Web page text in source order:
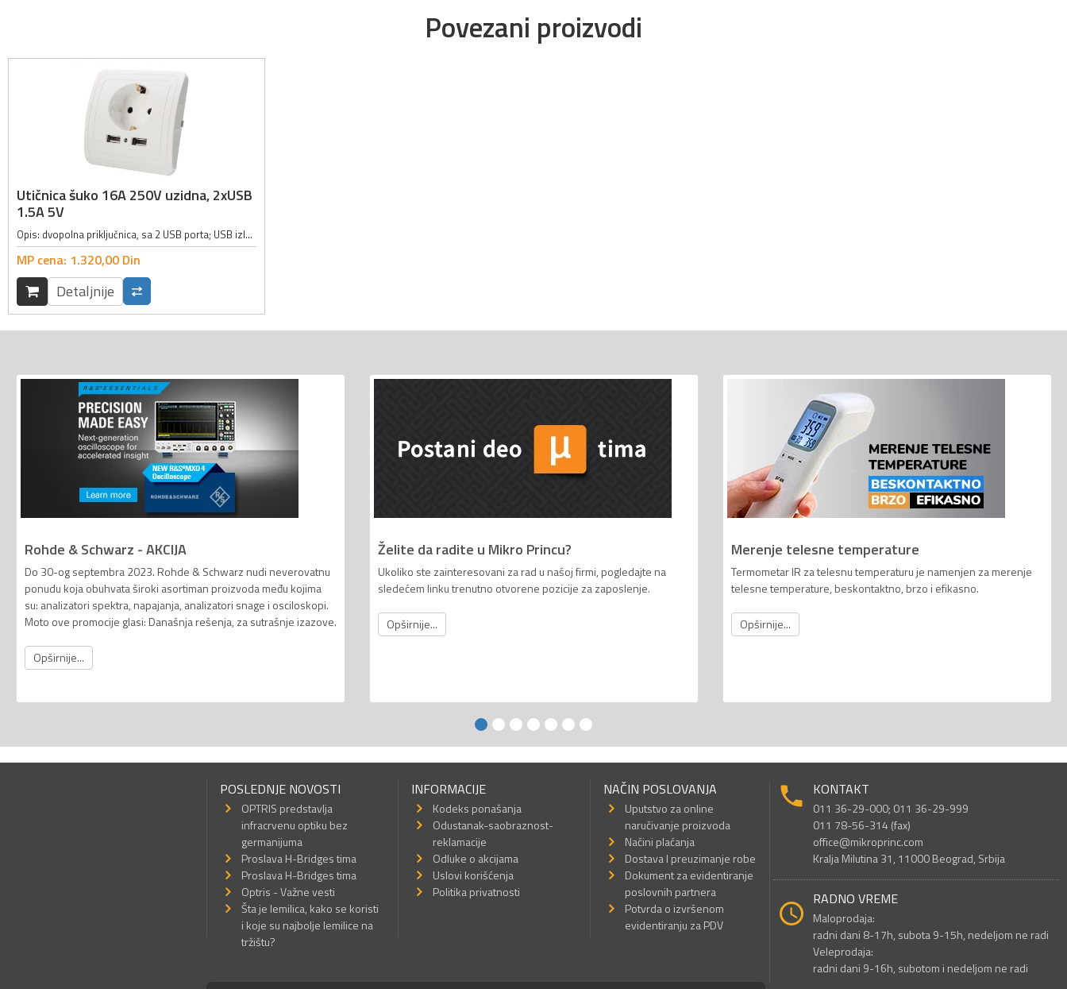
Povezani proizvodi
Utičnica šuko 16A 250V uzidna, 2xUSB
1.5A 5V
Opis: dvopolna priključnica, sa 2 USB porta; USB izlaz: 5V / 1.5A; Radni napon: 250VAC; Jačina struje: 16A; Dimenzije: 80 x 80 x 45mm; Boja: bela;
MP cena: 1.320,00 Din
Detaljnije
Rohde & Schwarz - AKCIJA
Do 30-og septembra 2023. Rohde & Schwarz nudi neverovatnu
ponudu koja obuhvata široki asortiman proizvoda među kojima
su: analizatori spektra, napajanja, analizatori snage i osciloskopi.
Moto ove promocije glasi: Današnja rešenja, za sutrašnje izazove.
Opširnije...
Želite da radite u Mikro Princu?
Ukoliko ste zainteresovani za rad u našoj firmi, pogledajte na
sledećem linku trenutno otvorene pozicije za zaposlenje.
Opširnije...
Merenje telesne temperature
Termometar IR za telesnu temperaturu je namenjen za merenje
telesne temperature, beskontaktno, brzo i efikasno.
Opširnije...
POSLEDNJE NOVOSTI
OPTRIS predstavlja
infracrvenu optiku bez
germanijuma
Proslava H-Bridges tima
Proslava H-Bridges tima
Optris - Važne vesti
Šta je lemilica, kako se koristi
i koje su najbolje lemilice na
tržištu?
INFORMACIJE
Kodeks ponašanja
Odustanak-saobraznost-
reklamacije
Odluke o akcijama
Uslovi korišćenja
Politika privatnosti
NAČIN POSLOVANJA
Uputstvo za online
naručivanje proizvoda
Načini plaćanja
Dostava I preuzimanje robe
Dokument za evidentiranje
poslovnih partnera
Potvrda o izvršenom
evidentiranju za PDV
KONTAKT
011 36-29-000; 011 36-29-999
011 78-56-314 (fax)
office@mikroprinc.com
Kralja Milutina 31, 11000 Beograd, Srbija
RADNO VREME
Maloprodaja:
radni dani 8-17h, subota 9-15h, nedeljom ne radi
Veleprodaja:
radni dani 9-16h, subotom i nedeljom ne radi